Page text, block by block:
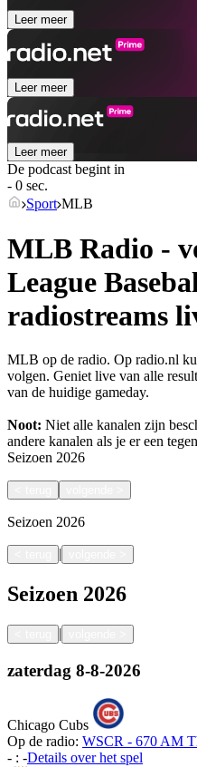
Leer meer
Leer meer
Leer meer
De podcast begint in
- 0 sec.
Sport MLB
MLB Radio -
League
radiostreams
MLB op de radio. Op radio.nl
volgen. Geniet live van alle
van de huidige gameday.
Noot: Niet alle kanalen zijn
andere kanalen als je er een
Seizoen 2026
Seizoen 2026
|
Seizoen 2026
|
zaterdag 8-8-2026
Chicago Cubs
Op de radio: WSCR - 670 AM
- : -Details over het spel